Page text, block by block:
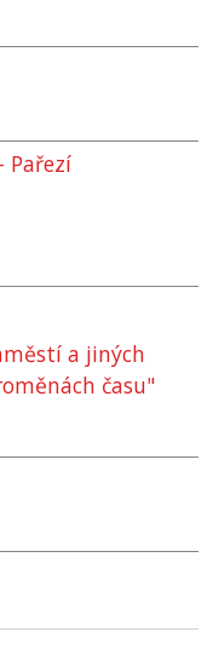
Pařezí
a jiných
času"